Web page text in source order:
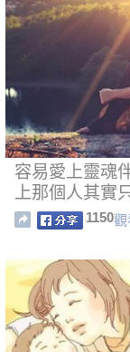
容易愛上靈魂
上那個人其實
1150觀